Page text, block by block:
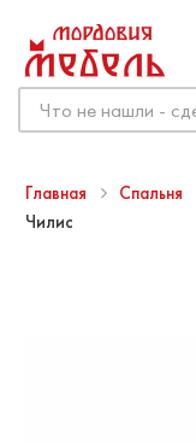
Главная Спальня
Чилис